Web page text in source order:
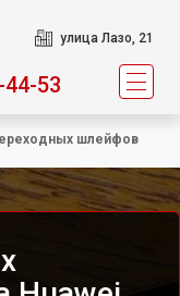
улица Лазо, 21
53
шлейфов